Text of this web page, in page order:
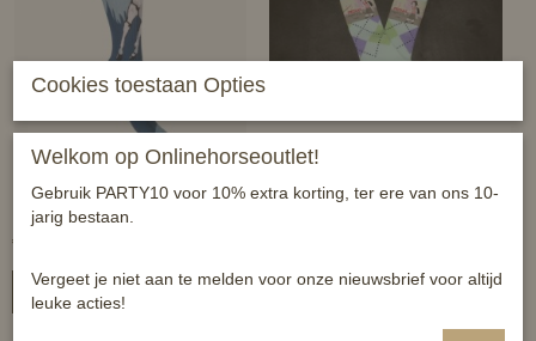
Helsinki
€ 9,95
In winkelwagen
19/22 (1 a 2 jaar)
In winkelwagen
Cookies toestaan Opties
Welkom op Onlinehorseoutlet!
Gebruik PARTY10 voor 10% extra korting, ter ere van ons 10-
jarig bestaan.
Vergeet je niet aan te melden voor onze nieuwsbrief voor altijd
leuke acties!